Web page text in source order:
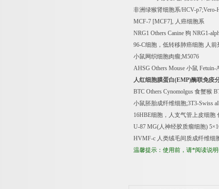
非洲绿猴肾细胞系/HCV-p7;Vero-
MCF-7 [MCF7], 人癌细胞系
NRG1 Others Canine 狗 NRG1-
96-C细胞，低转移肺癌细胞 人前
小鼠网织细胞肉瘤;M5076
AHSG Others Mouse 小鼠 Fetuin-
人红细胞膜蛋白(EMP)酶联免疫
BTC Others Cynomolgus 食蟹猴
小鼠胚胎成纤维细胞;3T3-Swiss
16HBE细胞，人支气管上皮细胞
U-87 MG(人神经胶质瘤细胞) 5×
HVMF-c 人类绒毛间质成纤维细
温馨提示：使用前，请*阅读说